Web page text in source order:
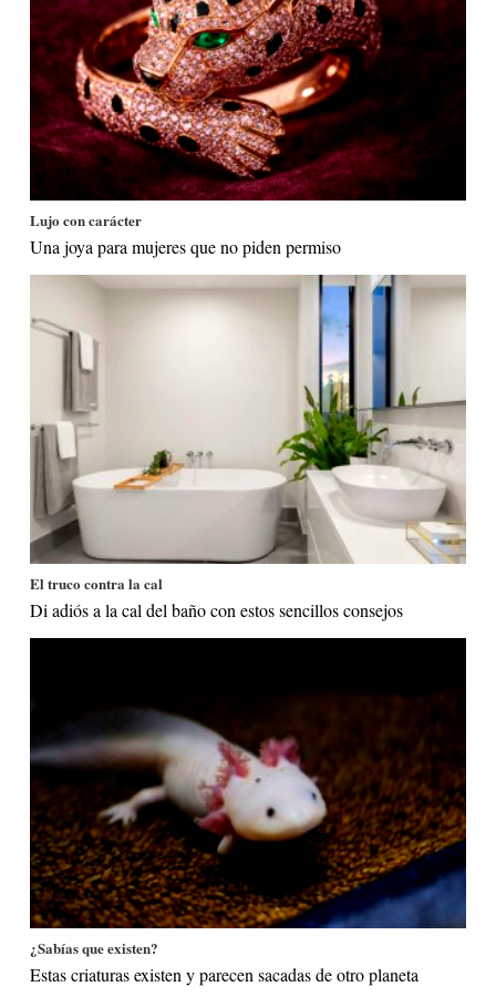
Lujo con carácter
Una joya para mujeres que no piden permiso
El truco contra la cal
Di adiós a la cal del baño con estos sencillos consejos
¿Sabías que existen?
Estas criaturas existen y parecen sacadas de otro planeta